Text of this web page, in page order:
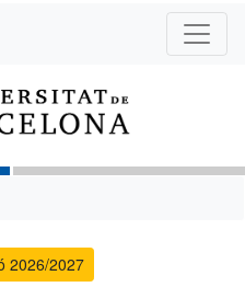
2026/2027